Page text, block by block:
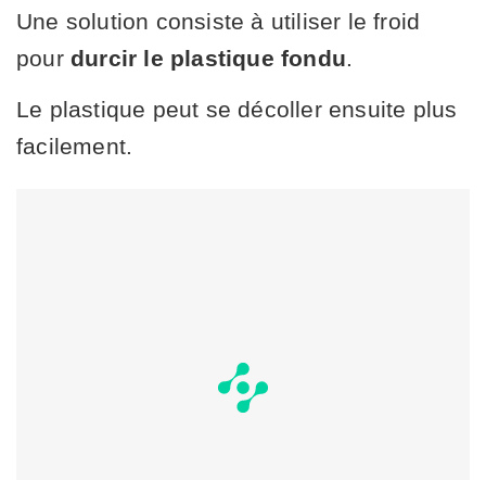
Une solution consiste à utiliser le froid
pour durcir le plastique fondu.
Le plastique peut se décoller ensuite plus
facilement.